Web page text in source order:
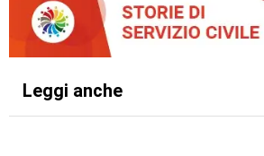
Leggi anche